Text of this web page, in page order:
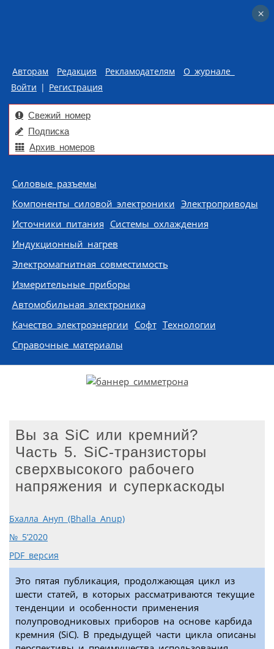
Авторам Редакция Рекламодателям
О журнале
Войти | Регистрация
Свежий номер
Подписка
Архив номеров
Skip to content
Силовые разъемы
Компоненты силовой электроники Электроприводы
Источники питания Системы охлаждения
Индукционный нагрев
Электромагнитная совместимость
Измерительные приборы
Автомобильная электроника
Качество электроэнергии Софт Технологии
Справочные материалы
Вы за SiC или кремний?
Часть 5. SiC-транзисторы
сверхвысокого рабочего
напряжения и суперкаскоды
Бхалла Ануп (Bhalla Anup)
№ 5’2020
PDF версия
Это пятая публикация, продолжающая цикл из
шести статей, в которых рассматриваются текущие
тенденции и особенности применения
полупроводниковых приборов на основе карбида
кремния (SiC). В предыдущей части цикла описаны
×
×